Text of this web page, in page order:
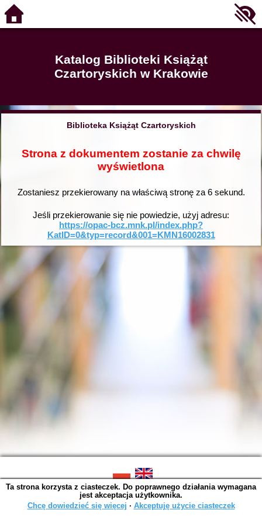
Katalog Biblioteki Książąt
Czartoryskich w Krakowie
Biblioteka Książąt Czartoryskich
Strona z dokumentem zostanie za chwilę
wyświetlona
Zostaniesz przekierowany na właściwą stronę za 6sekund.
Jeśli przekierowanie się nie powiedzie, użyj adresu:
https://opac-bcz.mnk.pl/index.php?
KatID=0&typ=record&001=KMN16002831
SOWA OPAC v. 6.11.10 (2026-07-24)
Wygenerowano w 0,0150 s.
Ta strona korzysta z ciasteczek. Do poprawnego działania wymagana
jest akceptacja użytkownika.
Chcę dowiedzieć się więcej ∙ Akceptuję użycie ciasteczek